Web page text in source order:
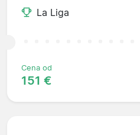
La Liga
Cena od
151 €